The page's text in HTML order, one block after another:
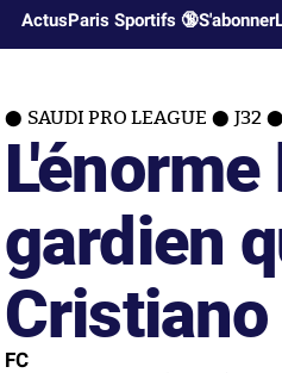
ActusParis Sportifs 🔞S'abonner
SAUDI PRO LEAGUE J32
gardien
FC